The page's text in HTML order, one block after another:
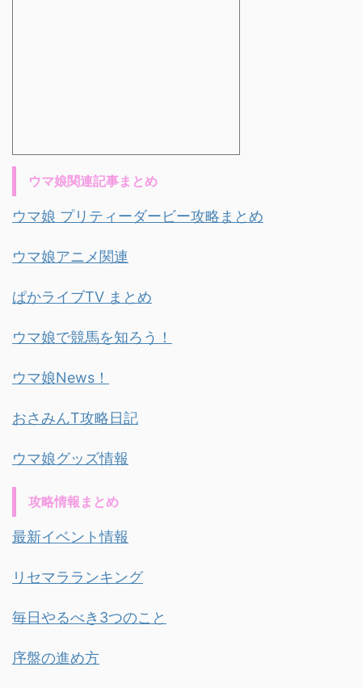
ウマ娘関連記事まとめ
ウマ娘 プリティーダービー攻略まとめ
ウマ娘アニメ関連
ぱかライブTV まとめ
ウマ娘で競馬を知ろう！
ウマ娘News！
おさみんT攻略日記
ウマ娘グッズ情報
攻略情報まとめ
最新イベント情報
リセマラランキング
毎日やるべき3つのこと
序盤の進め方